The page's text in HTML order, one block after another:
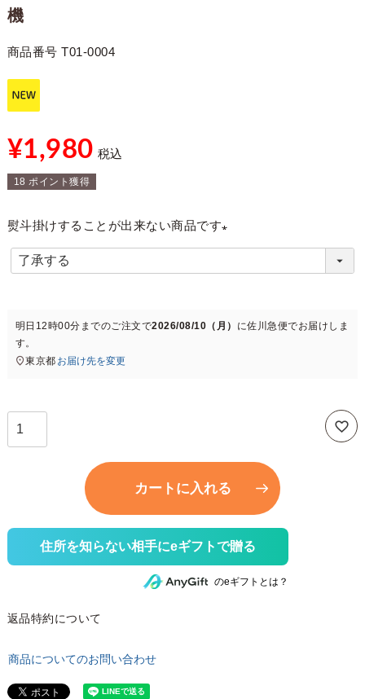
機
商品番号 T01-0004
¥1,980 税込
18 ポイント獲得
熨斗掛けすることが出来ない商品です
必
)
明日 12時00分 までのご注文で2026/08/10（月） に佐川急便でお届けしま
す。
東京都 お届け先を変更
カートに入れる
住所を知らない相手にeギフトで贈る
のeギフトとは？
返品特約について
商品についてのお問い合わせ